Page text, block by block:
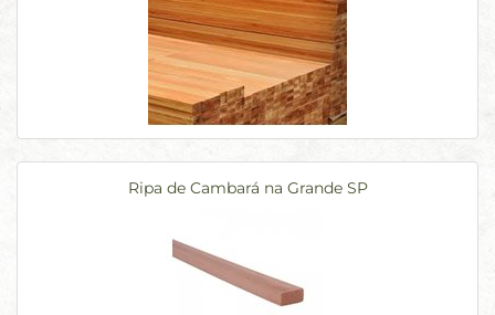
Ripa de Cambará na Grande SP